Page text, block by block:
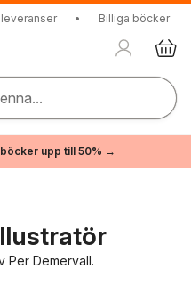
• Billiga böcker
upp till 50% →
Per Demervall.